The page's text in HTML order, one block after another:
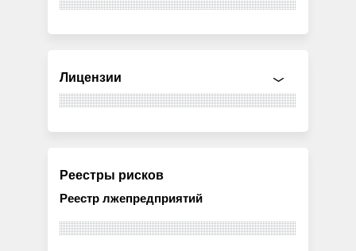
Лицензии
Реестры рисков
Реестр лжепредприятий